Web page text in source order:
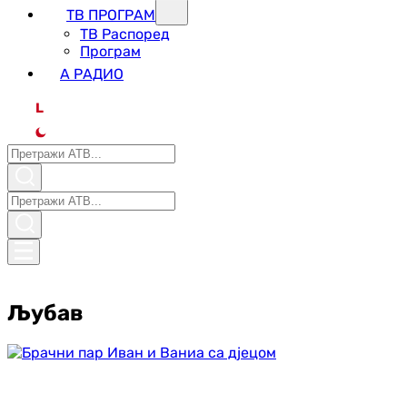
ТВ ПРОГРАМ
ТВ Распоред
Програм
А РАДИО
L
Љубав